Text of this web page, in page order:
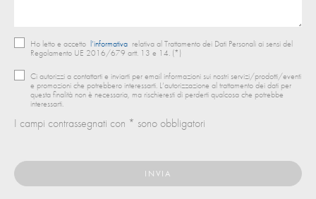
Ho letto e accetto l’informativa relativa al Trattamento dei Dati Personali ai sensi del
Regolamento UE 2016/679 artt. 13 e 14. (*)
Ci autorizzi a contattarti e inviarti per email informazioni sui nostri servizi/prodotti/eventi
e promozioni che potrebbero interessarti. L’autorizzazione al trattamento dei dati per
questa finalità non è necessaria, ma rischieresti di perderti qualcosa che potrebbe
interessarti.
I campi contrassegnati con * sono obbligatori